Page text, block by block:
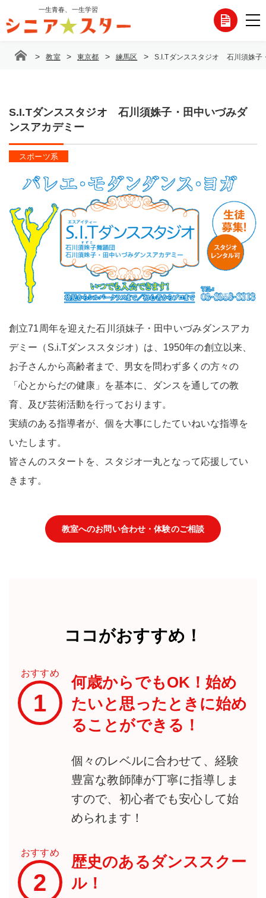
テ
一生青春、一生学習
各
い
せ
> 教室 > 東京都 > 練馬区 > S.I.Tダンススタジオ 石川須姝子
S.I.Tダンススタジオ 石川須姝子・田中いづみダ
ンスアカデミー
スポーツ系
創立71周年を迎えた石川須妹子・田中いづみダンスアカ
デミー（S.i.Tダンススタジオ）は、1950年の創立以来、
お子さんから高齢者まで、男女を問わず多くの方々の
「心とからだの健康」を基本に、ダンスを通しての教
育、及び芸術活動を行っております。
実績のある指導者が、個を大事にしたていねいな指導を
いたします。
皆さんのスタートを、スタジオ一丸となって応援してい
きます。
教室へのお問い合わせ・体験のご相談
ココがおすすめ！
おすすめ
1
何歳からでもOK！始め
たいと思ったときに始め
ることができる！
個々のレベルに合わせて、経験
豊富な教師陣が丁寧に指導しま
すので、初心者でも安心して始
められます！
おすすめ
2
歴史のあるダンススクー
ル！